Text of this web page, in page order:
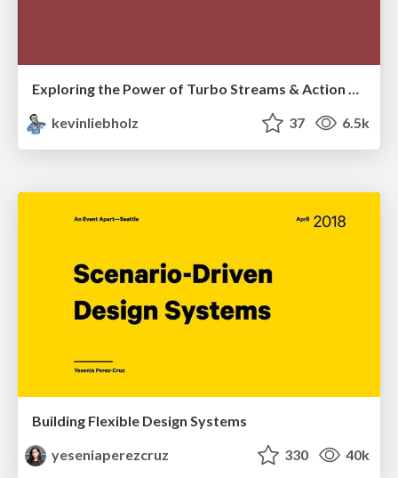
Exploring the Power of Turbo Streams & Action Cable | RailsConf2023
kevinliebholz
37 6.5k
Building Flexible Design Systems
yeseniaperezcruz
330 40k